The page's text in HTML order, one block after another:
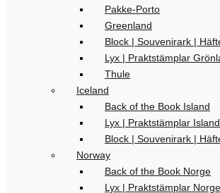
Pakke-Porto
Greenland
Block | Souvenirark |
Lyx | Praktstämplar
Thule
Iceland
Back of the Book Island
Lyx | Praktstämplar Island
Block | Souvenirark |
Norway
Back of the Book Norge
Lyx | Praktstämplar Norge